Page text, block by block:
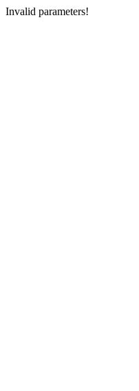
Invalid parameters!